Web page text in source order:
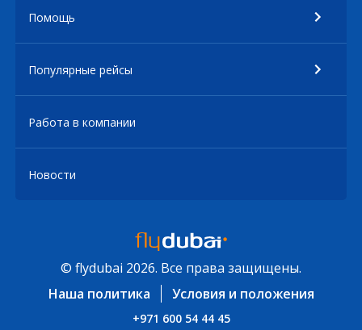
Помощь
Популярные рейсы
Работа в компании
Новости
© flydubai 2026. Все права защищены.
Наша политика
Условия и положения
+971 600 54 44 45